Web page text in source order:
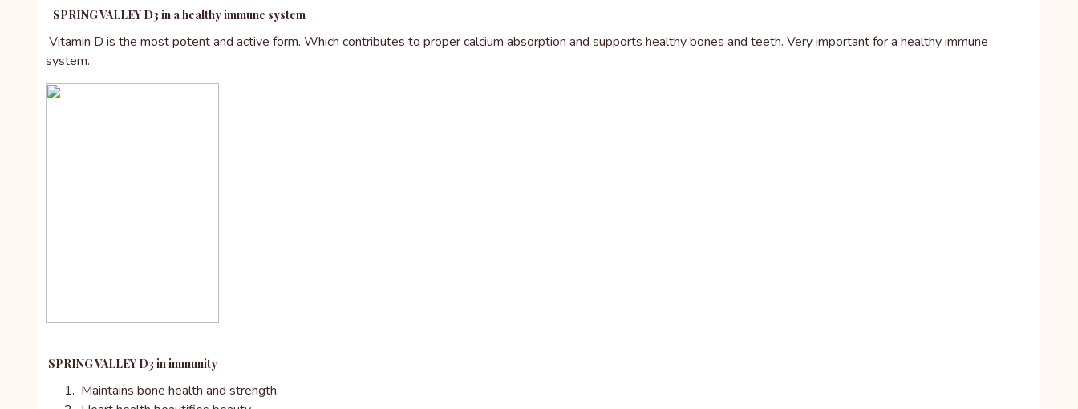
SPRING VALLEY D3 in a healthy immune system
Vitamin D is the most potent and active form. Which contributes to proper calcium absorption and supports healthy bones and teeth. Very important for a healthy immune
system.
SPRING VALLEY D3 in immunity
Maintains bone health and strength.